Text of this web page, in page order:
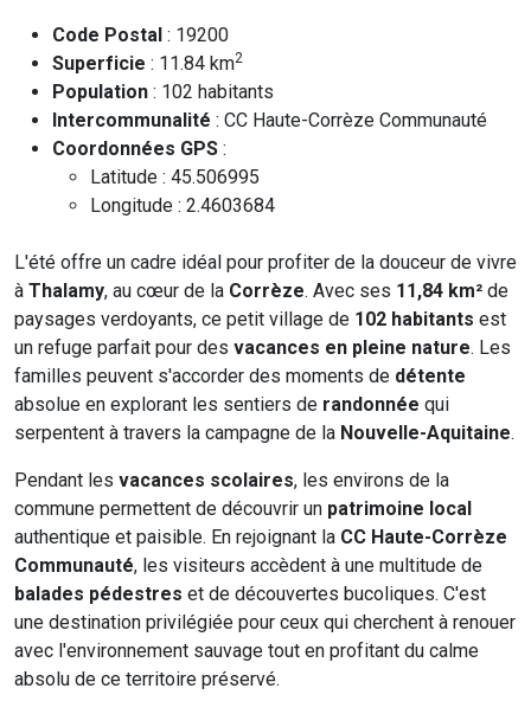
Code Postal : 19200
Superficie : 11.84 km2
Population : 102 habitants
Intercommunalité : CC Haute-Corrèze Communauté
Coordonnées GPS :
Latitude : 45.506995
Longitude : 2.4603684
L'été offre un cadre idéal pour profiter de la douceur de vivre
à Thalamy, au cœur de la Corrèze. Avec ses 11,84 km² de
paysages verdoyants, ce petit village de 102 habitants est
un refuge parfait pour des vacances en pleine nature. Les
familles peuvent s'accorder des moments de détente
absolue en explorant les sentiers de randonnée qui
serpentent à travers la campagne de la Nouvelle-Aquitaine.
Pendant les vacances scolaires, les environs de la
commune permettent de découvrir un patrimoine local
authentique et paisible. En rejoignant la CC Haute-Corrèze
Communauté, les visiteurs accèdent à une multitude de
balades pédestres et de découvertes bucoliques. C'est
une destination privilégiée pour ceux qui cherchent à renouer
avec l'environnement sauvage tout en profitant du calme
absolu de ce territoire préservé.